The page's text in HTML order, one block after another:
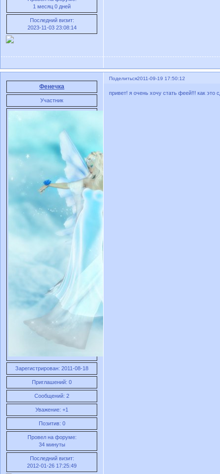
1 месяц 0 дней
Последний визит:
2023-11-03 23:08:14
Поделиться2011-09-19 17:50:12
Фенечка
Участник
Зарегистрирован: 2011-08-18
Приглашений: 0
Сообщений: 2
Уважение: +1
Позитив: 0
Провел на форуме:
34 минуты
Последний визит:
2012-01-26 17:25:49
привет! я очень хочу стать феей!!! как это